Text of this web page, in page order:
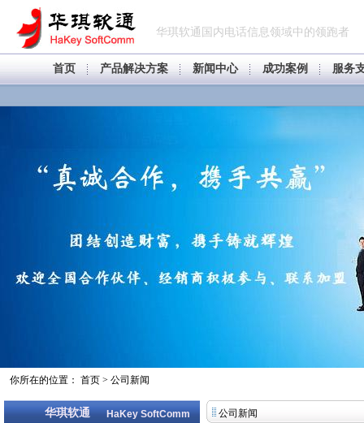
华琪软通国内电话信息领域中的领跑者
首页 产品解决方案 新闻中心 成功案例 服务
你所在的位置： 首页 > 公司新闻
华琪软通 HaKey SoftComm 公司新闻